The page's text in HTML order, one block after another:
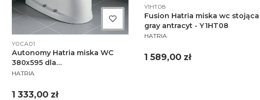
Kod produktu
Y0CA01
Autonomy Hatria miska WC
380x595 dla
niepełnosprawnych - Y0CA
PRODUCENT
HATRIA
Cena
1 333,00 zł
Kod produktu
Y1HT08
Fusion Hatria miska wc stojąca
gray antracyt - Y1HT08
PRODUCENT
HATRIA
Cena
1 589,00 zł